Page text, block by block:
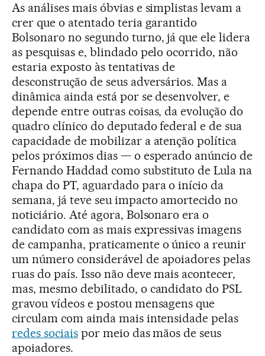
As análises mais óbvias e simplistas levam a
crer que o atentado teria garantido
Bolsonaro no segundo turno, já que ele lidera
as pesquisas e, blindado pelo ocorrido, não
estaria exposto às tentativas de
desconstrução de seus adversários. Mas a
dinâmica ainda está por se desenvolver, e
depende entre outras coisas, da evolução do
quadro clínico do deputado federal e de sua
capacidade de mobilizar a atenção política
pelos próximos dias — o esperado anúncio de
Fernando Haddad como substituto de Lula na
chapa do PT, aguardado para o início da
semana, já teve seu impacto amortecido no
noticiário. Até agora, Bolsonaro era o
candidato com as mais expressivas imagens
de campanha, praticamente o único a reunir
um número considerável de apoiadores pelas
ruas do país. Isso não deve mais acontecer,
mas, mesmo debilitado, o candidato do PSL
gravou vídeos e postou mensagens que
circulam com ainda mais intensidade pelas
redes sociaispor meio das mãos de seus
apoiadores.